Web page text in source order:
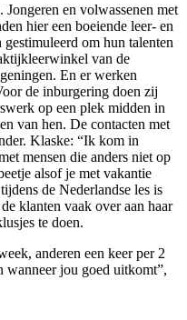
en volwassenen met
hier een boeiende leer- en
om hun talenten
van de
En er werken
de inburgering doen zij
op een plek midden in
van hen. De contacten met
Klaske: “Ik kom in
mensen die anders niet op
alsof je met vakantie
de Nederlandse les is
klanten vaak over aan haar
te doen.
anderen een keer per 2
wanneer jou goed uitkomt”,